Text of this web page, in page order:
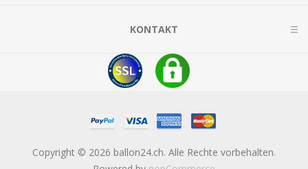
KONTAKT
Copyright © 2026 ballon24.ch. Alle Rechte vorbehalten.